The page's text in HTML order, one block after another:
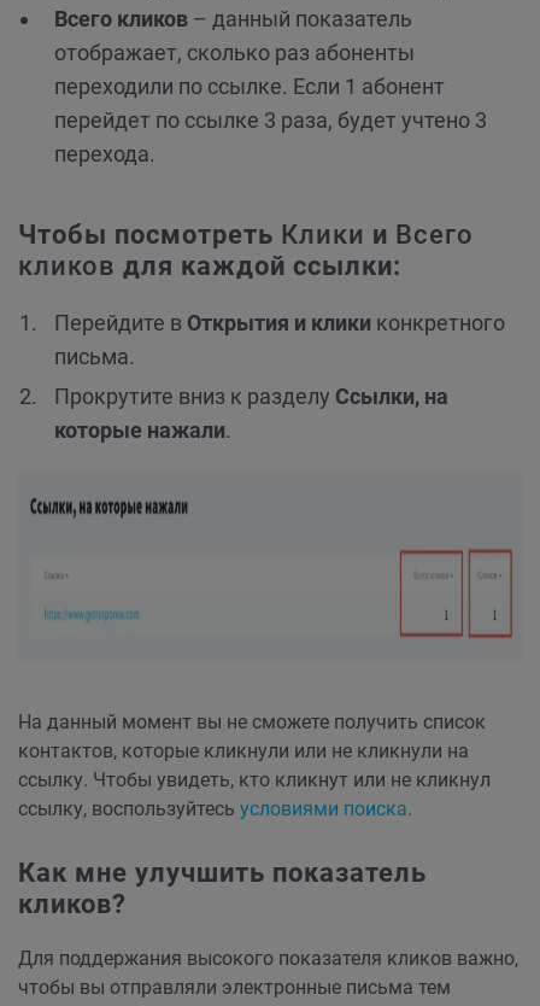
Всего кликов – данный показатель
отображает, сколько раз абоненты
переходили по ссылке. Если 1 абонент
перейдет по ссылке 3 раза, будет учтено 3
перехода.
Чтобы посмотреть Клики и Всего
кликов для каждой ссылки:
Перейдите в Открытия и клики конкретного
письма.
Прокрутите вниз к разделу Ссылки, на
которые нажали.
На данный момент вы не сможете получить список
контактов, которые кликнули или не кликнули на
ссылку. Чтобы увидеть, кто кликнут или не кликнул
ссылку, воспользуйтесь условиями поиска.
Как мне улучшить показатель
кликов?
Для поддержания высокого показателя кликов важно,
чтобы вы отправляли электронные письма тем